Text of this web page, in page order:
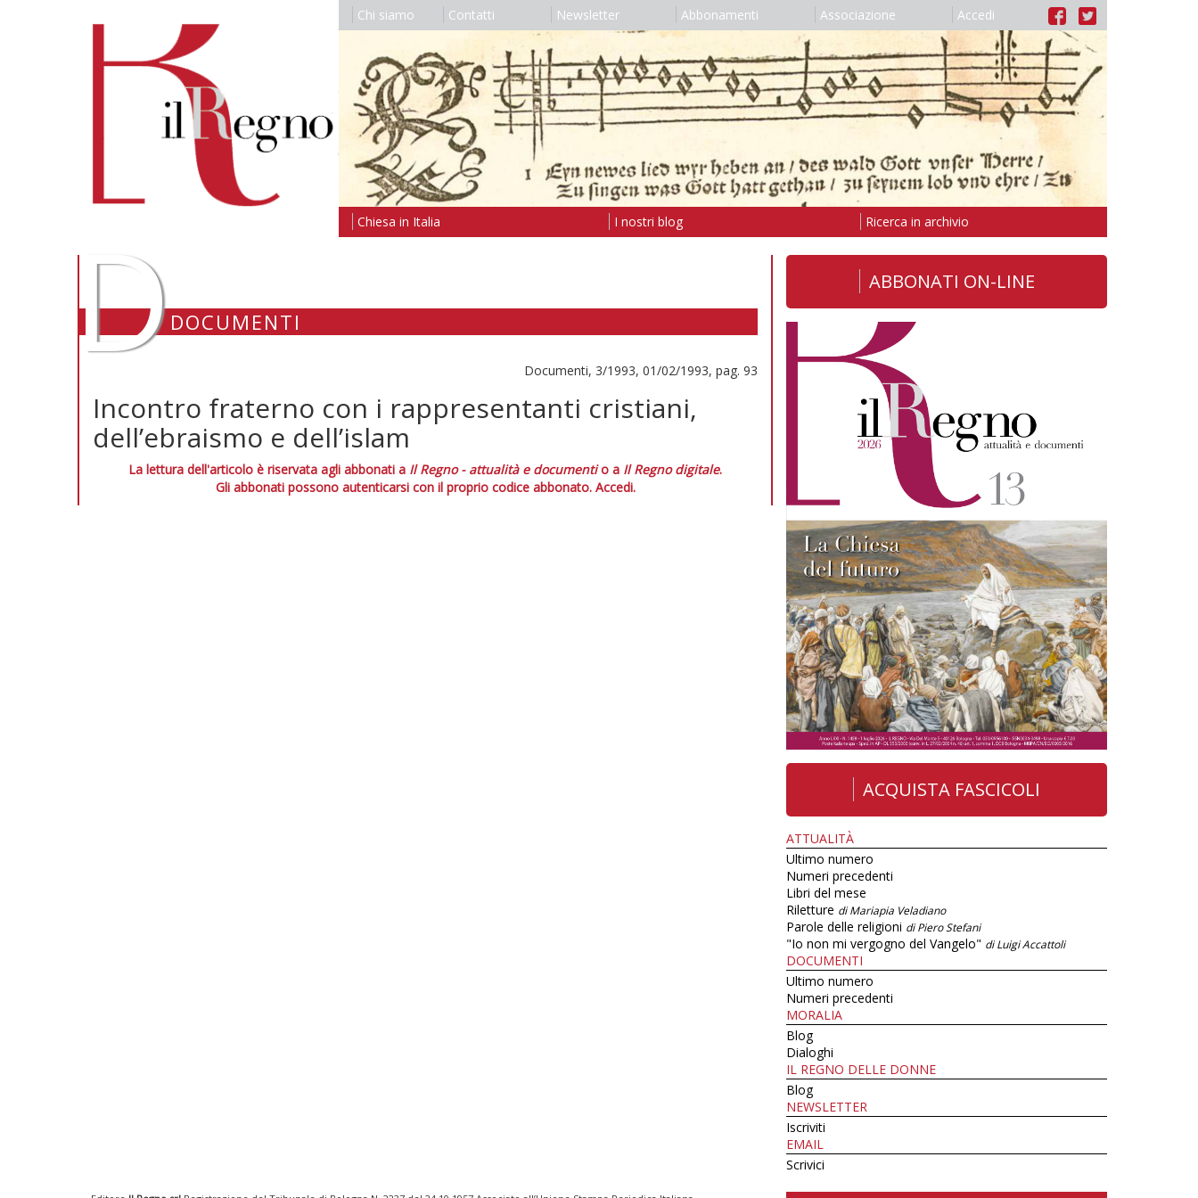
Chi siamo Contatti Newsletter Abbonamenti Associazione Accedi
Chiesa in Italia I nostri blog Ricerca in archivio
DDOCUMENTI
Documenti, 3/1993, 01/02/1993, pag. 93
Incontro fraterno con i rappresentanti cristiani,
dell’ebraismo e dell’islam
La lettura dell'articolo è riservata agli abbonati a Il Regno - attualità e documentio a Il Regno digitale.
Gli abbonati possono autenticarsi con il proprio codice abbonato. Accedi.
ABBONATI ON-LINE
ACQUISTA FASCICOLI
ATTUALITÀ
Ultimo numero
Numeri precedenti
Libri del mese
Riletture di Mariapia Veladiano
Parole delle religioni di Piero Stefani
"Io non mi vergogno del Vangelo" di Luigi Accattoli
DOCUMENTI
Ultimo numero
Numeri precedenti
MORALIA
Blog
Dialoghi
IL REGNO DELLE DONNE
Blog
NEWSLETTER
Iscriviti
EMAIL
Scrivici